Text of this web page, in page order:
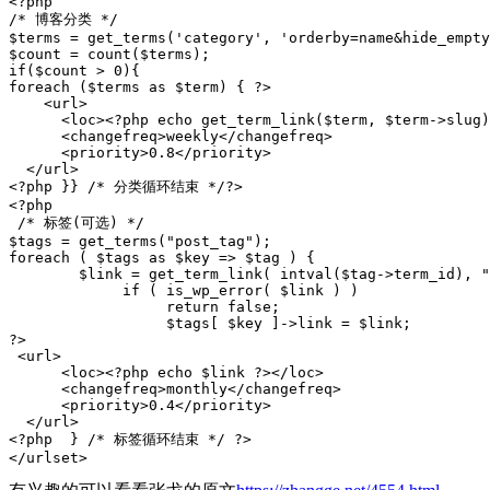
/* 博客分类 */
$terms = get_terms('category',
$count = count($terms);
if($count > 0){
foreach ($terms as $term) { ?>
    <url>
<loc><?php echo get_term_link($term, $term-
      <changefreq>weekly</changefreq>
      <priority>0.8</priority>
  </url>
<?php }} /* 分类循环结束 */?>
<?php
/* 标签(可选) */
$tags = get_terms("post_tag");
foreach ( $tags as $key => $tag ) {
?>
<url>
      <loc><?php echo $link ?></loc>
      <changefreq>monthly</changefreq>
      <priority>0.4</priority>
  </url>
<?php  } /* 标签循环结束 */ ?>
</urlset>